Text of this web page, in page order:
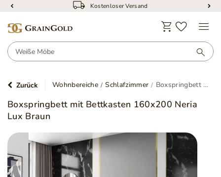
Kostenloser Versand
Zurück Wohnbereiche Schlafzimmer Boxspringbett mit Bettkasten 160x200 Neria Lux Braun
Boxspringbett mit Bettkasten 160x200 Neria
Lux Braun